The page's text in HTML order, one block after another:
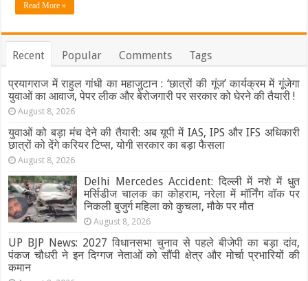
आज
अपना
Read More »
Recent Popular Comments Tags
प्रयागराज में राहुल गांधी का महाजुटान : ‘छात्रों की गूंज’ कार्यक्रम में गूंजेगा
युवाओं का आवाज, पेपर लीक और बेरोजगारी पर सरकार को घेरने की तैयारी !
August 8, 2026
युवाओं को बड़ा मंच देने की तैयारी: अब यूपी में IAS, IPS और IFS अधिकारी
छात्रों को देंगे करियर टिप्स, योगी सरकार का बड़ा फैसला
August 8, 2026
Delhi Mercedes Accident: दिल्ली में नशे में धुत
मर्सिडीज चालक का कोहराम, नरेला में मॉर्निंग वॉक पर
निकली बुजुर्ग महिला को कुचला, मौके पर मौत
August 8, 2026
UP BJP News: 2027 विधानसभा चुनाव से पहले बीजेपी का बड़ा दांव,
पंकज चौधरी ने इन दिग्गज नेताओं को सौंपी क्षेत्र और मोर्चा प्रभारियों की
कमान